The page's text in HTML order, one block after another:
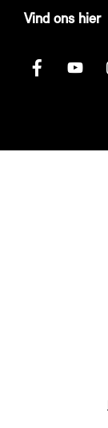
Vind ons hier